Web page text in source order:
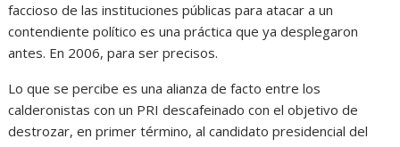
faccioso de las instituciones públicas para atacar a un
contendiente político es una práctica que ya desplegaron
antes. En 2006, para ser precisos.
Lo que se percibe es una alianza de facto entre los
calderonistas con un PRI descafeinado con el objetivo de
destrozar, en primer término, al candidato presidencial del